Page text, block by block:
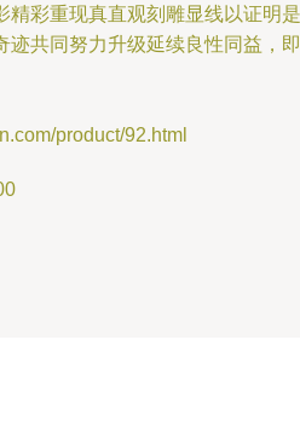
精彩重现真直观刻雕显线以证明是
迹共同努力升级延续良性同益，即
product/92.html